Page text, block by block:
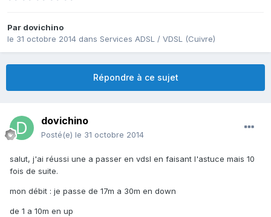
Par dovichino
le 31 octobre 2014 dans Services ADSL / VDSL (Cuivre)
Répondre à ce sujet
dovichino
Posté(e) le 31 octobre 2014
salut, j'ai réussi une a passer en vdsl en faisant l'astuce mais 10
fois de suite.
mon débit : je passe de 17m a 30m en down
de 1 a 10m en up